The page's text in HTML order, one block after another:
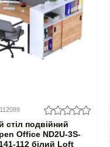
подвійний
Office ND2U-3S-
112 білий Loft